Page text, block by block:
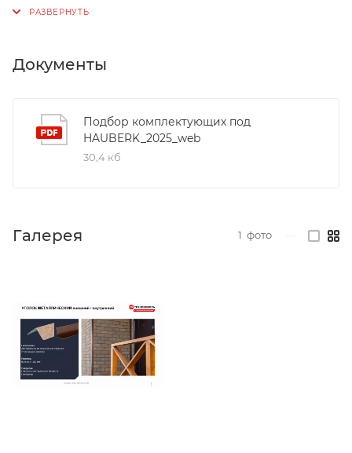
Документы
Подбор комплектующих под
HAUBERK_2025_web
30,4 кб
Галерея 1 фото